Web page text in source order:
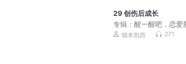
29 创伤后成长
专辑： 醒一醒吧，恋爱
不出失恋|从认知和脑科
猫本凯西 271